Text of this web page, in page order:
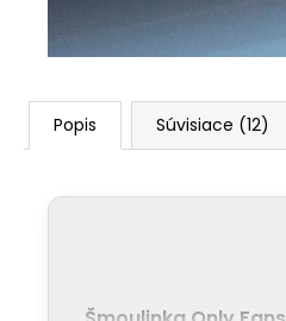
Popis Súvisiace (12)